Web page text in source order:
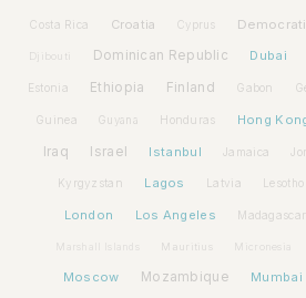
Costa Rica Croatia Cyprus
Djibouti Dominican Republic Dubai
Estonia Ethiopia Finland Gabon
Guinea Guyana Honduras Hong
Iraq Israel Istanbul Jamaica
Kyrgyzstan Lagos Latvia Lesotho
London Los Angeles Madagascar
Mauritius Micronesia
Moscow Mozambique Mumbai